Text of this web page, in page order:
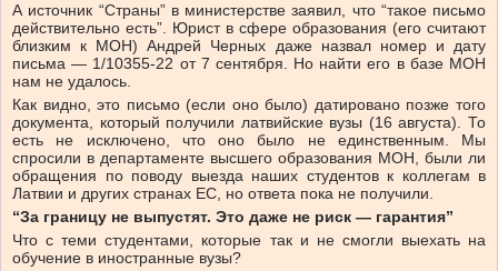
А источник “Страны” в министерстве заявил, что “такое письмо
действительно есть”. Юрист в сфере образования (его считают
близким к МОН) Андрей Черных даже назвал номер и дату
письма — 1/10355-22 от 7 сентября. Но найти его в базе МОН
нам не удалось.
Как видно, это письмо (если оно было) датировано позже того
документа, который получили латвийские вузы (16 августа). То
есть не исключено, что оно было не единственным. Мы
спросили в департаменте высшего образования МОН, были ли
обращения по поводу выезда наших студентов к коллегам в
Латвии и других странах ЕС, но ответа пока не получили.
“За границу не выпустят. Это даже не риск — гарантия”
Что с теми студентами, которые так и не смогли выехать на
обучение в иностранные вузы?